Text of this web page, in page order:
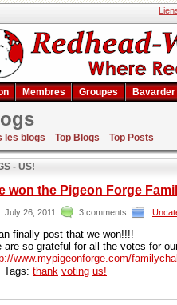
Membres Groupes Bavarder
les blogs Top Blogs Top Posts
de la
- US!
won the Pigeon Forge
July 26, 2011 3 comments
finally post that we won!!!!
are so grateful for all the votes for
www.mypigeonforge.com/
Tags: thank voting us!